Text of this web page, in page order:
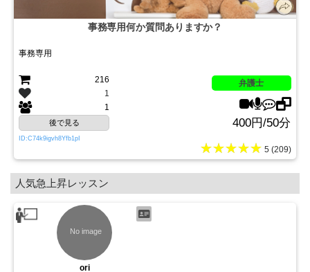
事務専用何か質問ありますか？
事務専用
216
1
1
弁護士
後で見る 400円/50分
ID:C74k9igvh8Yfb1pI
★★★★★ 5 (209)
人気急上昇レッスン
ori